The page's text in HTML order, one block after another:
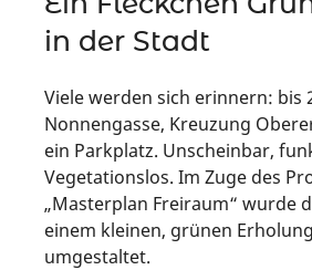
in der Stadt
Viele werden sich erinnern: bis
Nonnengasse, Kreuzung
ein Parkplatz. Unscheinbar,
Vegetationslos. Im Zuge des
„Masterplan Freiraum“ wurde
einem kleinen, grünen
umgestaltet.